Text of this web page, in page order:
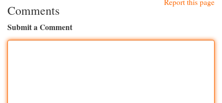
Report this page
Comments
Submit a Comment